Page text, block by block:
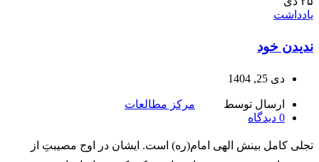
یادداشت
ندیدن خود
دی 25, 1404
ارسال توسط
مرکز مطالعات
0 دیدگاه
تجلی کامل بینش الهی امام(ره) است. ایشان در اوج مصیبتِ از